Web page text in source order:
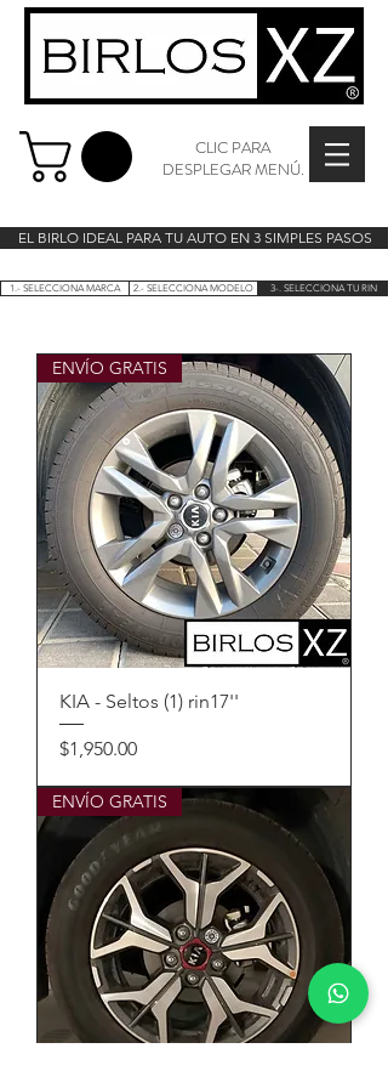
CLIC PARA
DESPLEGAR MENÚ.
EL BIRLO IDEAL PARA TU AUTO EN 3 SIMPLES PASOS
1.- SELECCIONA MARCA 2.- SELECCIONA MODELO 3-. SELECCIONA TU RIN
ENVÍO GRATIS
KIA - Seltos (1) rin17''
Precio
$1,950.00
ENVÍO GRATIS